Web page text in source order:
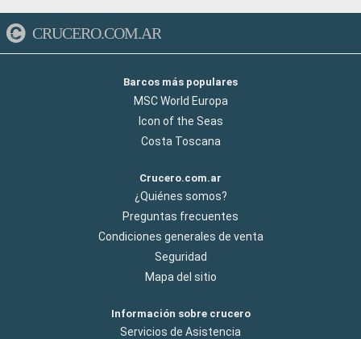
CRUCERO.COM.AR
Barcos más populares
MSC World Europa
Icon of the Seas
Costa Toscana
Crucero.com.ar
¿Quiénes somos?
Preguntas frecuentes
Condiciones generales de venta
Seguridad
Mapa del sitio
Información sobre crucero
Servicios de Asistencia